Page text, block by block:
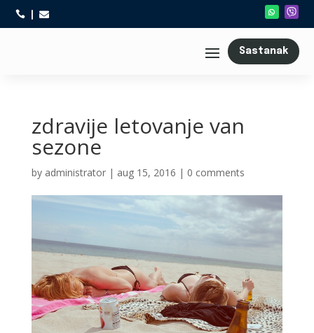
 
Sastanak
zdravije letovanje van
sezone
by administrator| aug 15, 2016 | 0 comments